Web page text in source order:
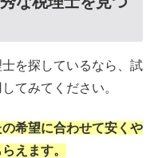
を探しているなら、試
てみてください。
希望に合わせて安くや
えます。